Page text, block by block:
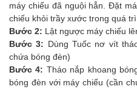
máy chiếu đã nguội hẳn. Đặt
chiếu khỏi trầy xước trong quá
Bước 2: Lật ngược máy chiếu
Bước 3: Dùng Tuốc nơ vít
chứa bóng đèn)
Bước 4: Tháo nắp khoang
bóng đèn với máy chiếu (cần